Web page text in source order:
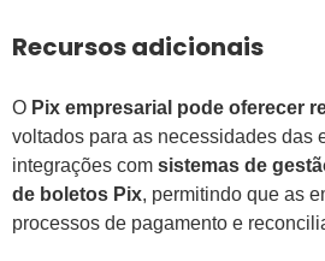
Recursos adicionais
O Pix empresarial pode oferecer
voltados para as necessidades das
integrações com sistemas de
de boletos Pix, permitindo que as
processos de pagamento e